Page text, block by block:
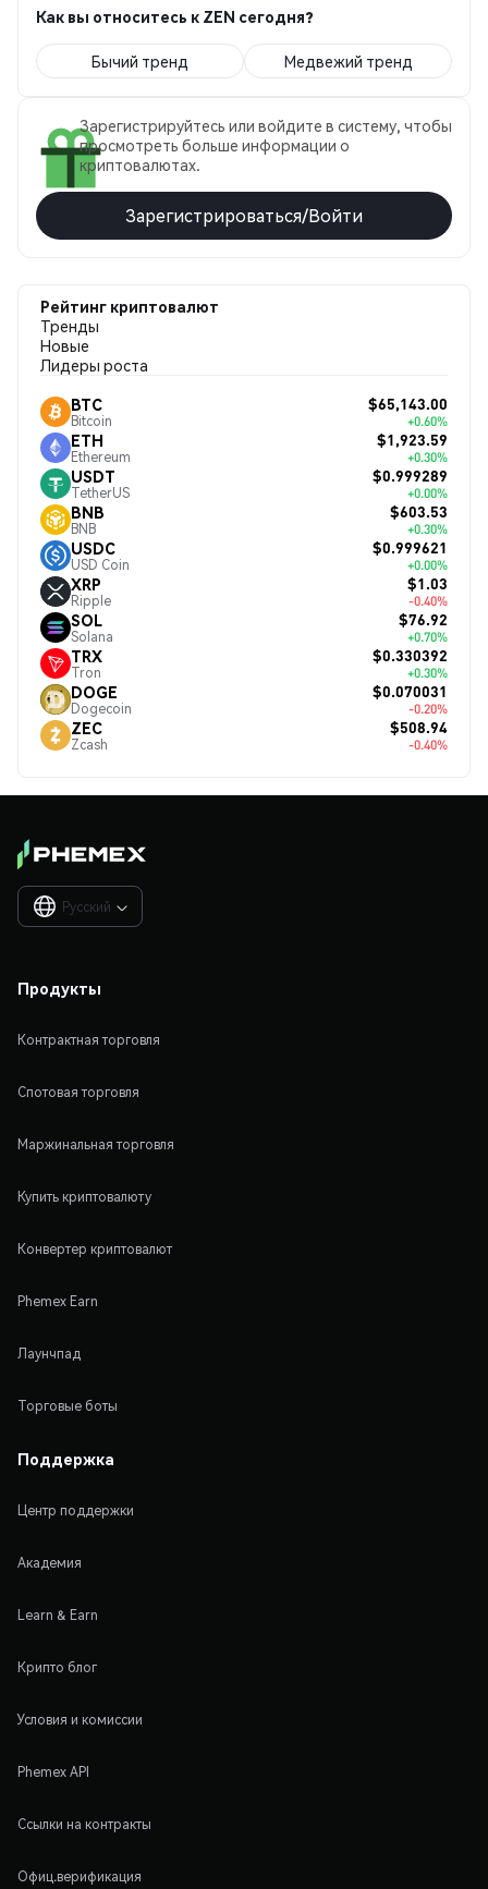
Как вы относитесь к ZEN сегодня?
Бычий тренд Медвежий тренд
Зарегистрируйтесь или войдите в систему, чтобы
просмотреть больше информации о
криптовалютах.
Зарегистрироваться/Войти
Рейтинг криптовалют
Тренды
Новые
Лидеры роста
BTC
Bitcoin
$65,143.00
+0.60%
ETH
Ethereum
$1,923.59
+0.30%
USDT
TetherUS
$0.999289
+0.00%
BNB
BNB
$603.53
+0.30%
USDC
USD Coin
$0.999621
+0.00%
XRP
Ripple
$1.03
-0.40%
SOL
Solana
$76.92
+0.70%
TRX
Tron
$0.330392
+0.30%
DOGE
Dogecoin
$0.070031
-0.20%
ZEC
Zcash
$508.94
-0.40%
Русский 
Продукты
Контрактная торговля
Спотовая торговля
Маржинальная торговля
Купить криптовалюту
Конвертер криптовалют
Phemex Earn
Лаунчпад
Торговые боты
Поддержка
Центр поддержки
Академия
Learn & Earn
Крипто блог
Условия и комиссии
Phemex API
Ссылки на контракты
Офиц.верификация